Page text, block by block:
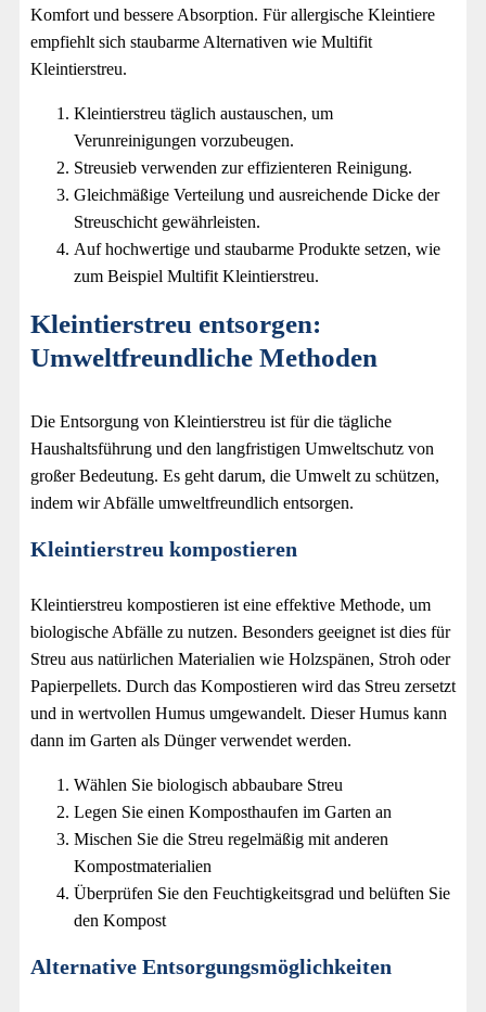
Komfort und bessere Absorption. Für allergische Kleintiere
empfiehlt sich staubarme Alternativen wie Multifit
Kleintierstreu.
Kleintierstreu täglich austauschen, um
Verunreinigungen vorzubeugen.
Streusieb verwenden zur effizienteren Reinigung.
Gleichmäßige Verteilung und ausreichende Dicke der
Streuschicht gewährleisten.
Auf hochwertige und staubarme Produkte setzen, wie
zum Beispiel Multifit Kleintierstreu.
Kleintierstreu entsorgen:
Umweltfreundliche Methoden
Die Entsorgung von Kleintierstreu ist für die tägliche
Haushaltsführung und den langfristigen Umweltschutz von
großer Bedeutung. Es geht darum, die Umwelt zu schützen,
indem wir Abfälle umweltfreundlich entsorgen.
Kleintierstreu kompostieren
Kleintierstreu kompostieren ist eine effektive Methode, um
biologische Abfälle zu nutzen. Besonders geeignet ist dies für
Streu aus natürlichen Materialien wie Holzspänen, Stroh oder
Papierpellets. Durch das Kompostieren wird das Streu zersetzt
und in wertvollen Humus umgewandelt. Dieser Humus kann
dann im Garten als Dünger verwendet werden.
Wählen Sie biologisch abbaubare Streu
Legen Sie einen Komposthaufen im Garten an
Mischen Sie die Streu regelmäßig mit anderen
Kompostmaterialien
Überprüfen Sie den Feuchtigkeitsgrad und belüften Sie
den Kompost
Alternative Entsorgungsmöglichkeiten